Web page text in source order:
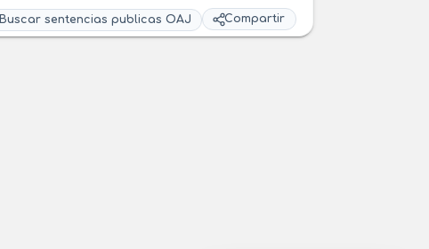
Buscar sentencias publicas OAJ Compartir